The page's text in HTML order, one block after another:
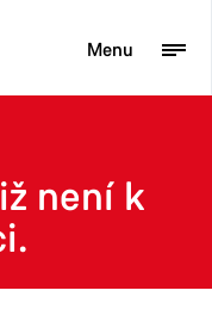
není k
Menu